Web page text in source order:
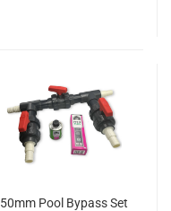
50mm Pool Bypass Set